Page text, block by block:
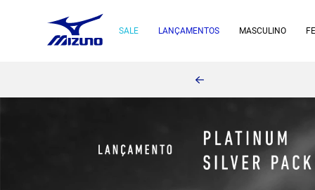
SALE LANÇAMENTOS MASCULINO